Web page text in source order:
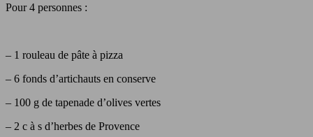
Pour 4 personnes :
– 1 rouleau de pâte à pizza
– 6 fonds d’artichauts en conserve
– 100 g de tapenade d’olives vertes
– 2 c à s d’herbes de Provence